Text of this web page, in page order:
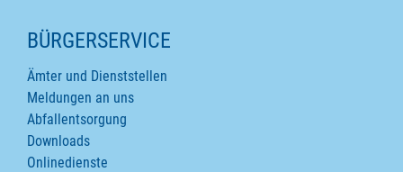
SEITENINHALTE
BÜRGERSERVICE
Ämter und Dienststellen
Meldungen an uns
Abfallentsorgung
Downloads
Onlinedienste